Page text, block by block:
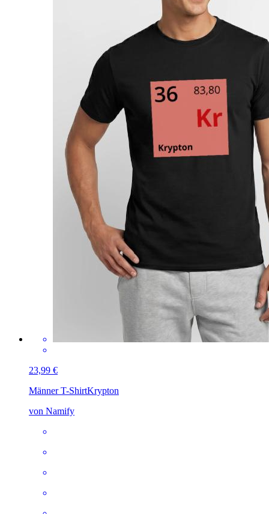
23,99 €
Männer T-ShirtKrypton
von Namify